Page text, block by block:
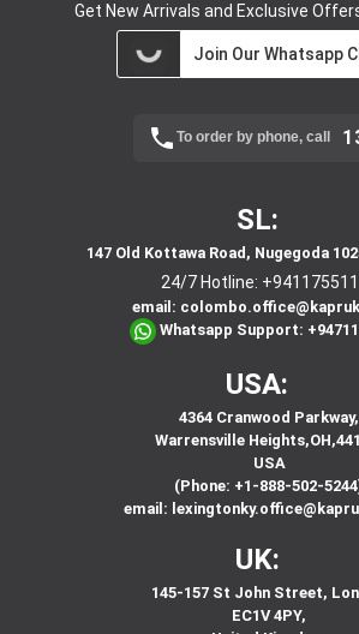
Get New Arrivals and Exclusive
Join Our Whatsapp
To order by phone, call
SL:
147 Old Kottawa Road, Nugegoda
24/7 Hotline:
email:
Whatsapp Support:
USA:
4364 Cranwood Parkway,
Warrensville
USA
(Phone: +1-888-502-
email:
UK:
145-157 St John Street,
EC1V 4PY,